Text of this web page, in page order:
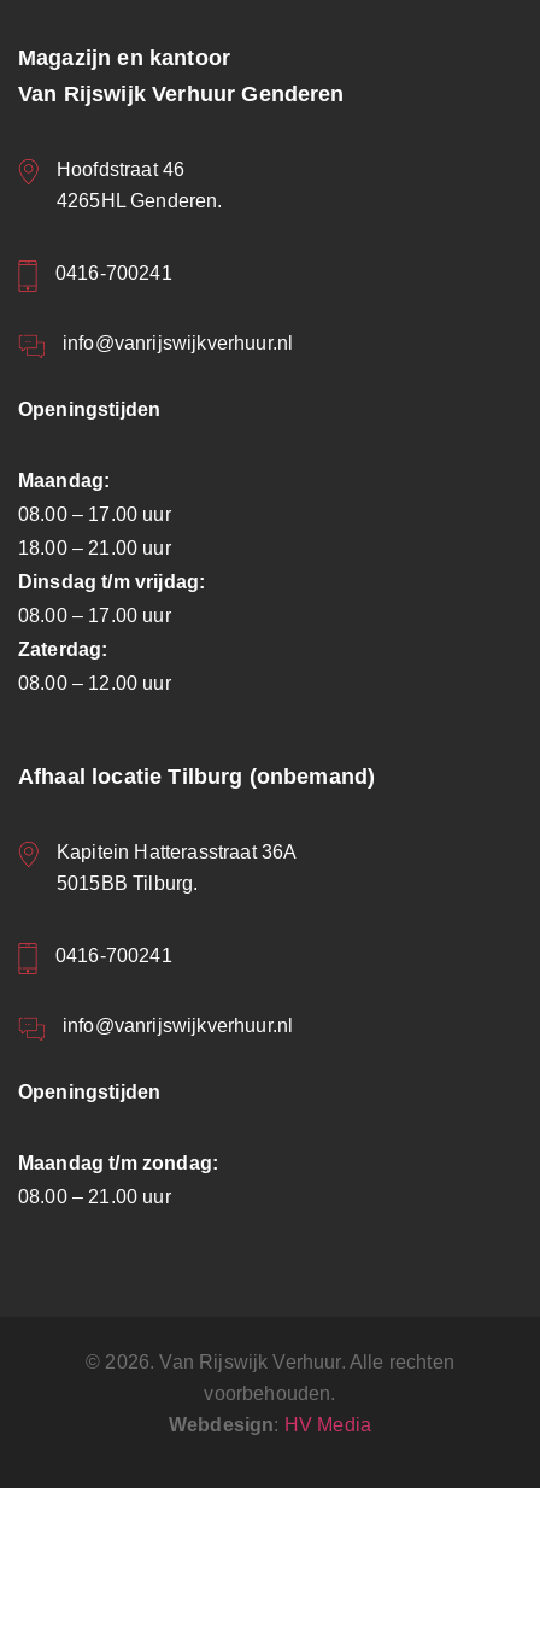
Magazijn en kantoor
Van Rijswijk Verhuur Genderen
Hoofdstraat 46
4265HL Genderen.
0416-700241
info@vanrijswijkverhuur.nl
Openingstijden
Maandag:
08.00 – 17.00 uur
18.00 – 21.00 uur
Dinsdag t/m vrijdag:
08.00 – 17.00 uur
Zaterdag:
08.00 – 12.00 uur
Afhaal locatie Tilburg (onbemand)
Kapitein Hatterasstraat 36A
5015BB Tilburg.
0416-700241
info@vanrijswijkverhuur.nl
Openingstijden
Maandag t/m zondag:
08.00 – 21.00 uur
© 2026. Van Rijswijk Verhuur. Alle rechten
voorbehouden.
Webdesign: HV Media